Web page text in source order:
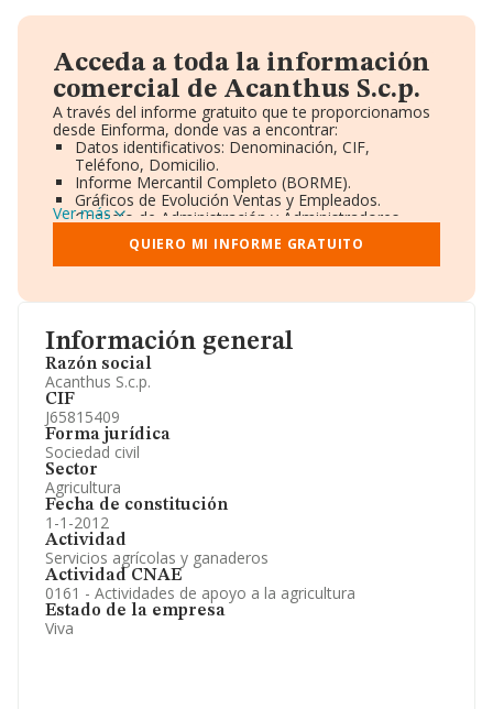
Información general
Razón social
Acanthus S.c.p.
CIF
J65815409
Forma jurídica
Sociedad civil
Sector
Agricultura
Fecha de constitución
1-1-2012
Actividad
Servicios agrícolas y ganaderos
Actividad CNAE
0161 - Actividades de apoyo a la agricultura
Estado de la empresa
Viva
Acceda a toda la información
comercial de Acanthus S.c.p.
A través del informe gratuito que te proporcionamos
desde Einforma, donde vas a encontrar:
Datos identificativos: Denominación, CIF,
Teléfono, Domicilio.
Informe Mercantil Completo (BORME).
Gráficos de Evolución Ventas y Empleados.
Consejo de Administración y Administradores.
Directivos y Ejecutivos.
Accionistas.
Participaciones y Vinculaciones en otras empresas.
Información oficial y registral complementaria.
Ver más
QUIERO MI INFORME GRATUITO